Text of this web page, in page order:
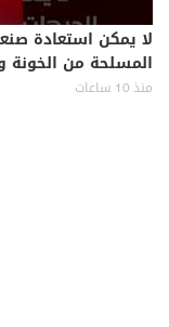
لا يمكن استعادة
المسلحة من الخونة
منذ 10 ساعات